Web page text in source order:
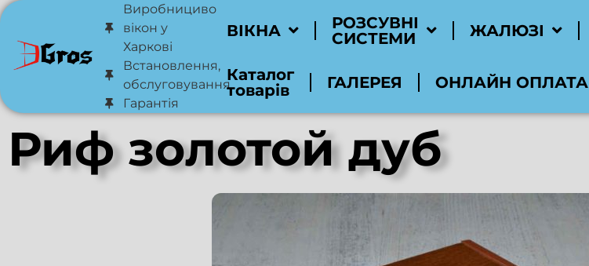
Виробнициво
вікон у
Харкові
Встановлення,
обслуговування
Гарантія
ВІКНА
РОЗСУВНІ
СИСТЕМИ
ЖАЛЮЗІ
Каталог
товарів
ГАЛЕРЕЯ ОНЛАЙН ОПЛАТА
Риф золотой дуб